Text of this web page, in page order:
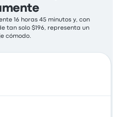
16 horas 45 minutos y, con
tan solo $196, representa un
cómodo.